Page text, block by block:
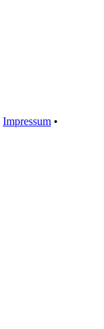
Impressum •